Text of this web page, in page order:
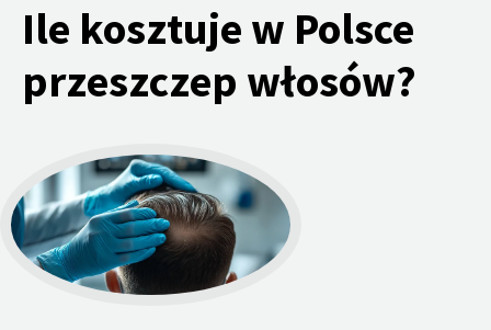
Ile kosztuje w Polsce
przeszczep włosów?